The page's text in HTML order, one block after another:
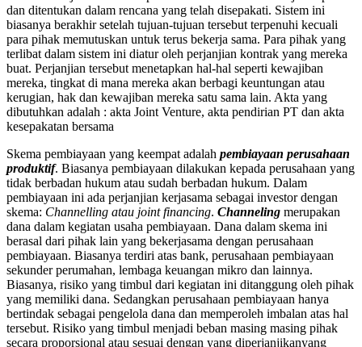
dan ditentukan dalam rencana yang telah disepakati. Sistem ini
biasanya berakhir setelah tujuan-tujuan tersebut terpenuhi kecuali
para pihak memutuskan untuk terus bekerja sama. Para pihak yang
terlibat dalam sistem ini diatur oleh perjanjian kontrak yang mereka
buat. Perjanjian tersebut menetapkan hal-hal seperti kewajiban
mereka, tingkat di mana mereka akan berbagi keuntungan atau
kerugian, hak dan kewajiban mereka satu sama lain. Akta yang
dibutuhkan adalah : akta Joint Venture, akta pendirian PT dan akta
kesepakatan bersama
Skema pembiayaan yang keempat adalah pembiayaan perusahaan
produktif. Biasanya pembiayaan dilakukan kepada perusahaan yang
tidak berbadan hukum atau sudah berbadan hukum. Dalam
pembiayaan ini ada perjanjian kerjasama sebagai investor dengan
skema: Channelling atau joint financing. Channeling merupakan
dana dalam kegiatan usaha pembiayaan. Dana dalam skema ini
berasal dari pihak lain yang bekerjasama dengan perusahaan
pembiayaan. Biasanya terdiri atas bank, perusahaan pembiayaan
sekunder perumahan, lembaga keuangan mikro dan lainnya.
Biasanya, risiko yang timbul dari kegiatan ini ditanggung oleh pihak
yang memiliki dana. Sedangkan perusahaan pembiayaan hanya
bertindak sebagai pengelola dana dan memperoleh imbalan atas hal
tersebut. Risiko yang timbul menjadi beban masing masing pihak
secara proporsional atau sesuai dengan yang diperjanjikanyang